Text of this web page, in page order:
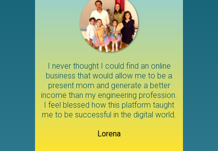
I never thought I could find an online
business that would allow me to be a
present mom and generate a better
income than my engineering profession.
I feel blessed how this platform taught
me to be successful in the digital world.
Lorena